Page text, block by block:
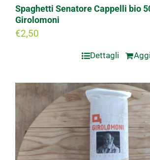
Spaghetti Senatore Cappelli bio
Girolomoni
€2,50
Dettagli